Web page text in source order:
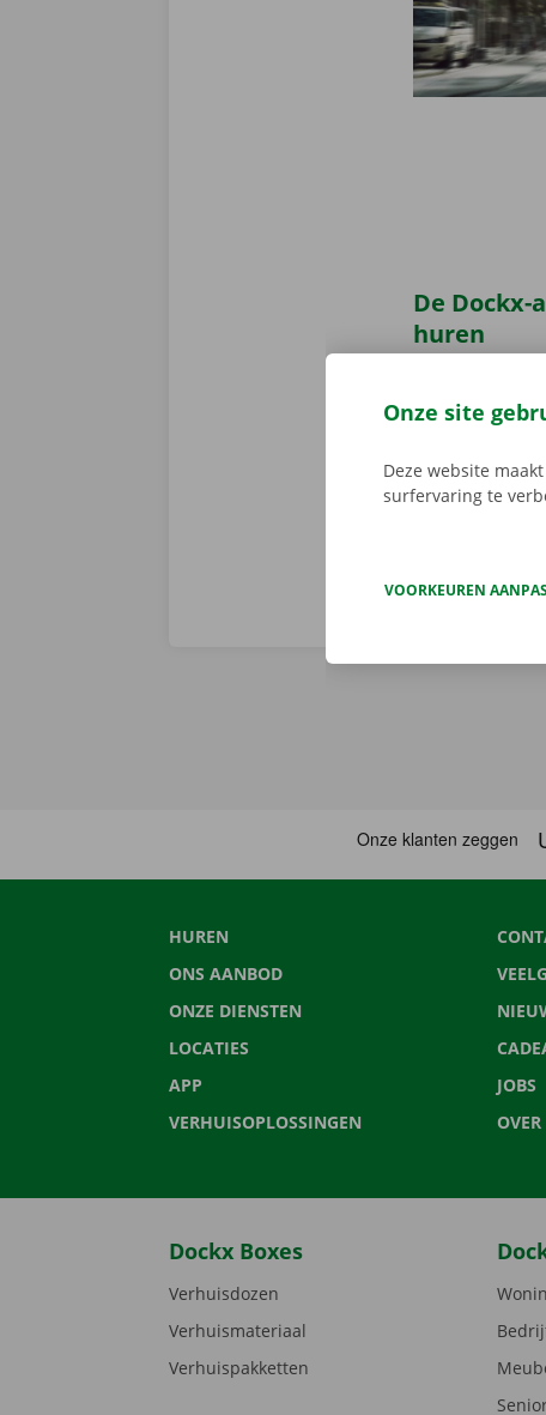
De Dockx-
huren
camionette,
je
vertrekken.
HUREN
ONS AANBOD
ONZE DIENSTEN
LOCATIES
APP
VERHUISOPLOSSINGEN
JOBS
Dockx Boxes
Verhuisdozen
Verhuismateriaal
Verhuispakketten
Onze site
Deze website
surfervaring te
VOORKEUREN